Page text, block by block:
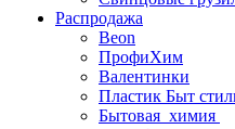
Распродажа
Beon
ПрофиХим
Валентинки
Пластик Быт
Бытовая_химия